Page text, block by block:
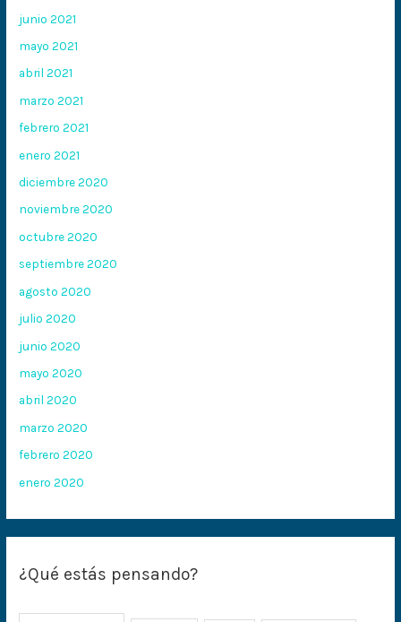
junio 2021
mayo 2021
abril 2021
marzo 2021
febrero 2021
enero 2021
diciembre 2020
noviembre 2020
octubre 2020
septiembre 2020
agosto 2020
julio 2020
junio 2020
mayo 2020
abril 2020
marzo 2020
febrero 2020
enero 2020
¿Qué estás pensando?